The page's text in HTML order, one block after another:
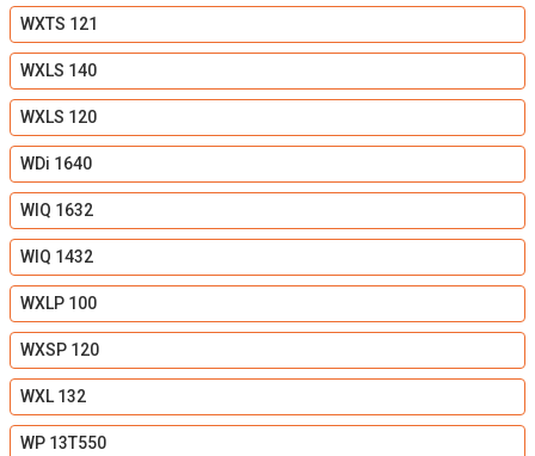
WXTS 121
WXLS 140
WXLS 120
WDi 1640
WIQ 1632
WIQ 1432
WXLP 100
WXSP 120
WXL 132
WP 13T550